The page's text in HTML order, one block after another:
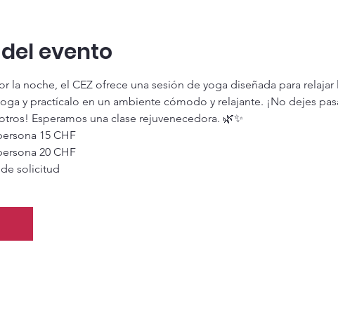
evento
la noche, el CEZ ofrece una sesión de yoga diseñada para
y practícalo en un ambiente cómodo y relajante. ¡No dejes
Esperamos una clase rejuvenecedora. 🌿✨
15 CHF
20 CHF
solicitud